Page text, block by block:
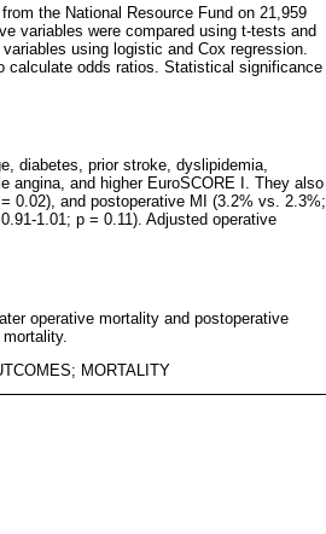
the National Resource Fund on 21,959
variables were compared using t-tests and
using logistic and Cox regression.
calculate odds ratios. Statistical significance
diabetes, prior stroke, dyslipidemia,
angina, and higher EuroSCORE I. They also
0.02), and postoperative MI (3.2% vs. 2.3%;
1.01; p = 0.11). Adjusted operative
operative mortality and postoperative
MORTALITY